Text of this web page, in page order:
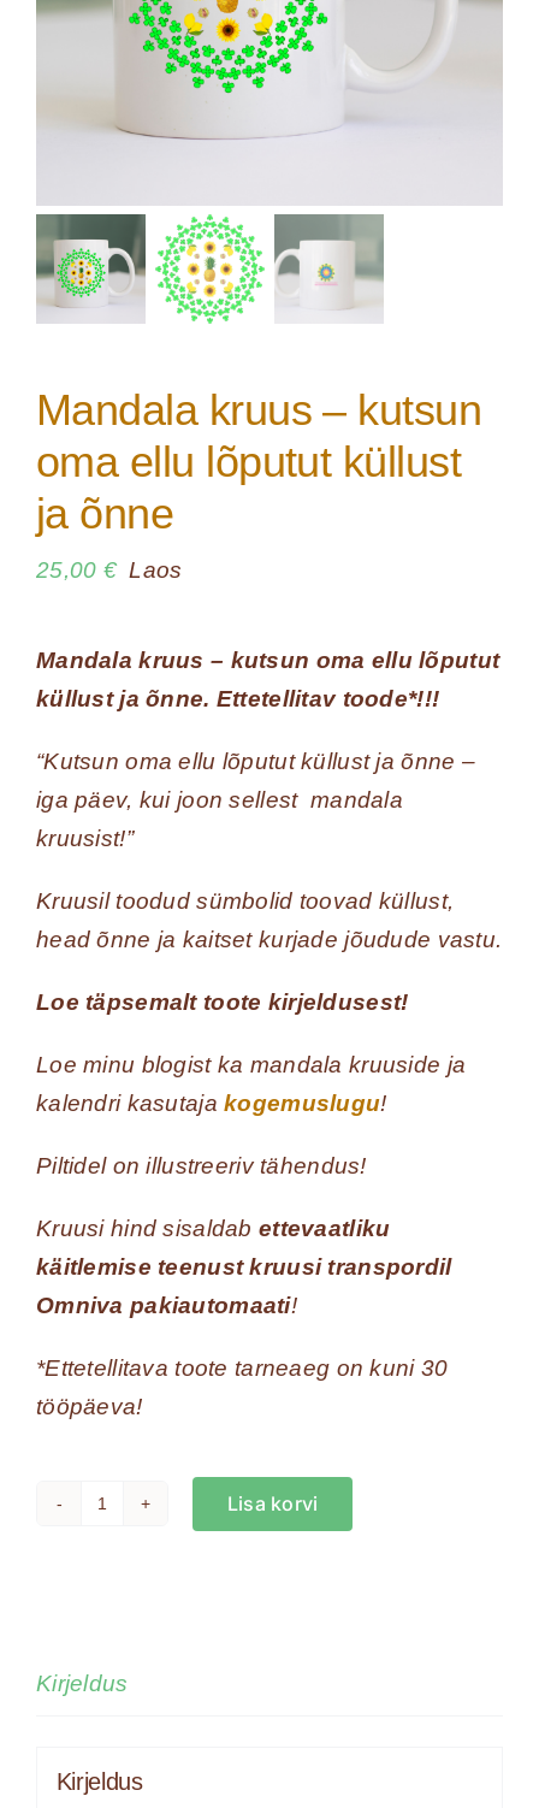
Mandala kruus – kutsun
oma ellu lõputut küllust
ja õnne
25,00 € Laos
Mandala kruus – kutsun oma ellu lõputut
küllust ja õnne. Ettetellitav toode*!!!
“Kutsun oma ellu lõputut küllust ja õnne –
iga päev, kui joon sellest mandala
kruusist!”
Kruusil toodud sümbolid toovad küllust,
head õnne ja kaitset kurjade jõudude vastu.
Loe täpsemalt toote kirjeldusest!
Loe minu blogist ka mandala kruuside ja
kalendri kasutajakogemuslugu!
Piltidel on illustreeriv tähendus!
Kruusi hind sisaldab ettevaatliku
käitlemise teenust kruusi transpordil
Omniva pakiautomaati!
*Ettetellitava toote tarneaeg on kuni 30
tööpäeva!
oma
küllust
Lisa korvi
Kirjeldus
Kirjeldus